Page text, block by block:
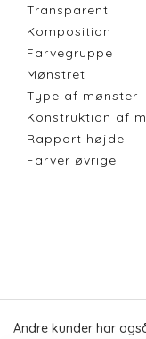
Transparent
Komposition
Farvegruppe
Mønstret
Type af mønster
Konstruktion af
Rapport højde
Farver øvrige
Andre kunder har